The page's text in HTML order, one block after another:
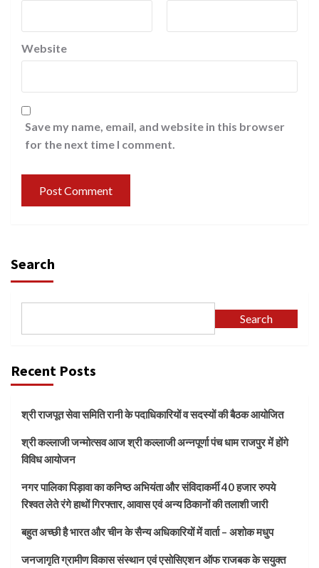
Website
Save my name, email, and website in this browser
for the next time I comment.
Search
Search
Recent Posts
श्री राजपूत सेवा समिति रानी के पदाधिकारियों व सदस्यों की बैठक आयोजित
श्री कल्लाजी जन्मोत्सव आज श्री कल्लाजी अन्नपूर्णा पंच धाम राजपुर में होंगे
विविध आयोजन
नगर पालिका पिड़ावा का कनिष्ठ अभियंता और संविदाकर्मी 40 हजार रुपये
रिश्वत लेते रंगे हाथों गिरफ्तार, आवास एवं अन्य ठिकानों की तलाशी जारी
बहुत अच्छी है भारत और चीन के सैन्य अधिकारियों में वार्ता – अशोक मधुप
जनजागृति ग्रामीण विकास संस्थान एवं एसोसिएशन ऑफ राजबक के सयुक्त